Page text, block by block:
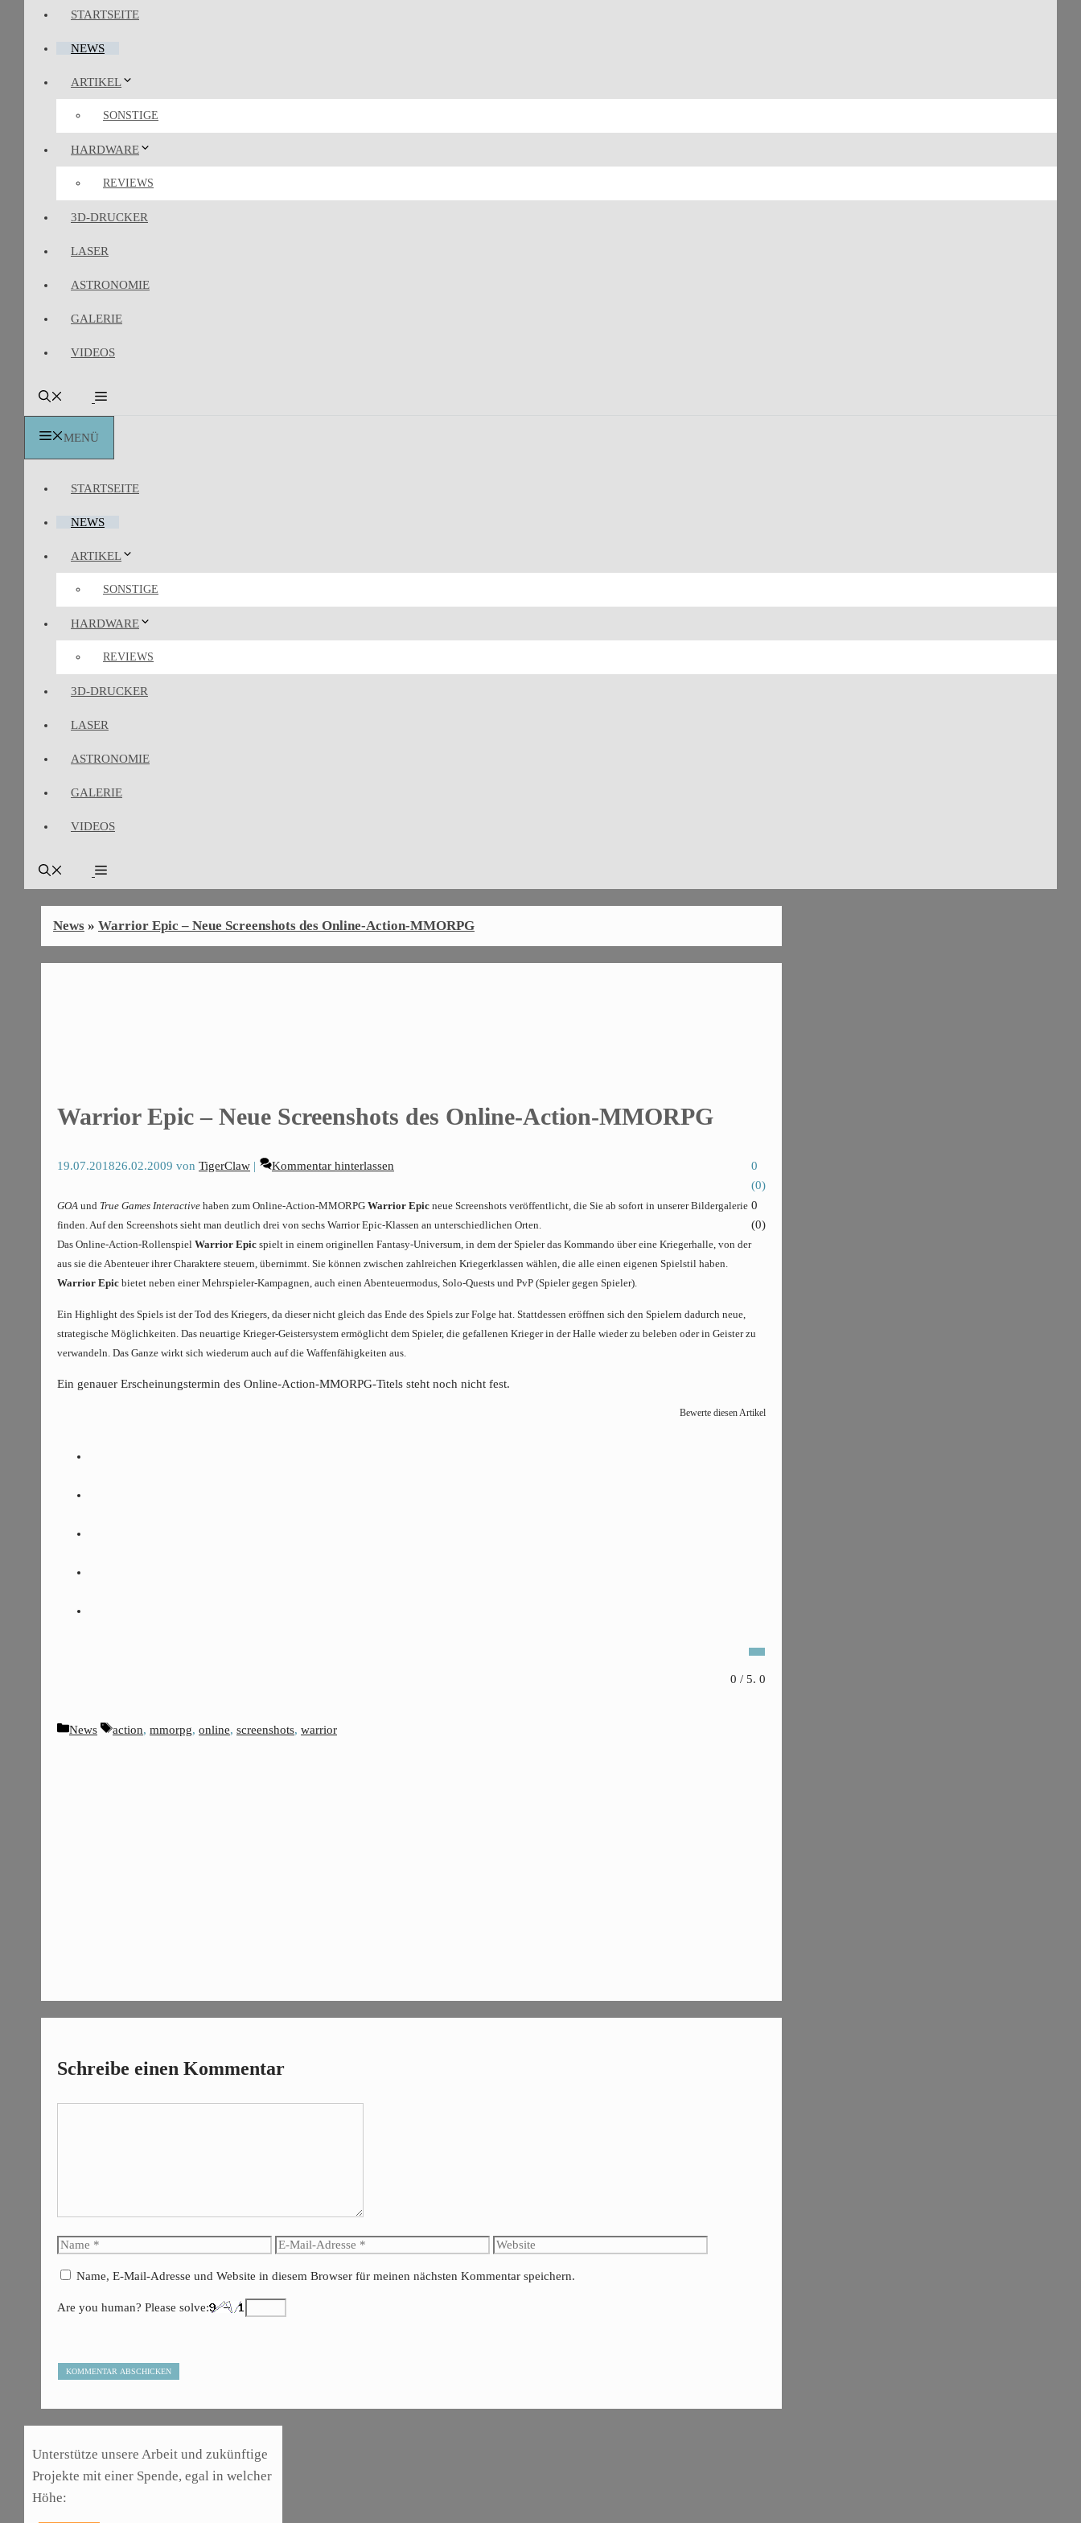
STARTSEITE
NEWS
ARTIKEL
SONSTIGE
HARDWARE
REVIEWS
3D-DRUCKER
LASER
ASTRONOMIE
GALERIE
VIDEOS
MENÜ
STARTSEITE
NEWS
ARTIKEL
SONSTIGE
HARDWARE
REVIEWS
3D-DRUCKER
LASER
ASTRONOMIE
GALERIE
VIDEOS
News » Warrior Epic – Neue Screenshots des Online-Action-MMORPG
Warrior Epic – Neue Screenshots des Online-Action-MMORPG
19.07.201826.02.2009 von TigerClaw
0
(0)
Kommentar hinterlassen
0
(0)
GOA und True Games Interactive haben zum Online-Action-MMORPG Warrior Epic neue Screenshots veröffentlicht, die Sie ab sofort in unserer Bildergalerie
finden. Auf den Screenshots sieht man deutlich drei von sechs Warrior Epic-Klassen an unterschiedlichen Orten.
Das Online-Action-Rollenspiel Warrior Epic spielt in einem originellen Fantasy-Universum, in dem der Spieler das Kommando über eine Kriegerhalle, von der
aus sie die Abenteuer ihrer Charaktere steuern, übernimmt. Sie können zwischen zahlreichen Kriegerklassen wählen, die alle einen eigenen Spielstil haben.
Warrior Epic bietet neben einer Mehrspieler-Kampagnen, auch einen Abenteuermodus, Solo-Quests und PvP (Spieler gegen Spieler).
Ein Highlight des Spiels ist der Tod des Kriegers, da dieser nicht gleich das Ende des Spiels zur Folge hat. Stattdessen eröffnen sich den Spielern dadurch neue,
strategische Möglichkeiten. Das neuartige Krieger-Geistersystem ermöglicht dem Spieler, die gefallenen Krieger in der Halle wieder zu beleben oder in Geister zu
verwandeln. Das Ganze wirkt sich wiederum auch auf die Waffenfähigkeiten aus.
Ein genauer Erscheinungstermin des Online-Action-MMORPG-Titels steht noch nicht fest.
Bewerte diesen Artikel
0 / 5. 0
Kategorien
News Schlagwörter
action, mmorpg, online, screenshots, warrior
Schreibe einen Kommentar
Name
E-
Adresse
Website
Name, E-Mail-Adresse und Website in diesem Browser für meinen nächsten Kommentar speichern.
Are you human? Please solve:
Unterstütze unsere Arbeit und zukünftige
Projekte mit einer Spende, egal in welcher
Höhe: